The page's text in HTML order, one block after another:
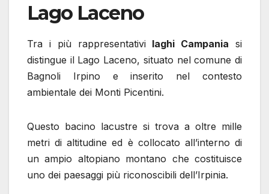
Lago Laceno
Tra i più rappresentativi laghi Campania si
distingue il Lago Laceno, situato nel comune di
Bagnoli Irpino e inserito nel contesto
ambientale dei Monti Picentini.
Questo bacino lacustre si trova a oltre mille
metri di altitudine ed è collocato all’interno di
un ampio altopiano montano che costituisce
uno dei paesaggi più riconoscibili dell’Irpinia.